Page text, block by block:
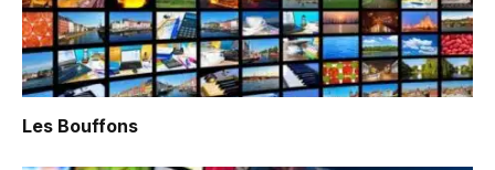
Les Bouffons